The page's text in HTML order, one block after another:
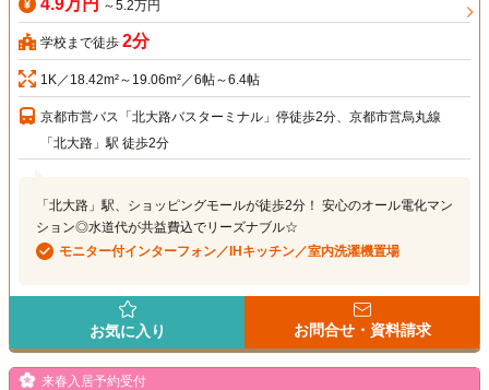
～5.2万円
学校まで徒歩 2分
1K／18.42m²～19.06m²／6帖～6.4帖
京都市営バス「北大路バスターミナル」停徒歩2分、京都市営烏丸線
「北大路」駅 徒歩2分
「北大路」駅、ショッピングモールが徒歩2分！ 安心のオール電化マン
ション◎水道代が共益費込でリーズナブル☆
モニター付インターフォン／IHキッチン／室内洗濯機置場
お気に入り お問合せ・資料請求
来春入居予約受付